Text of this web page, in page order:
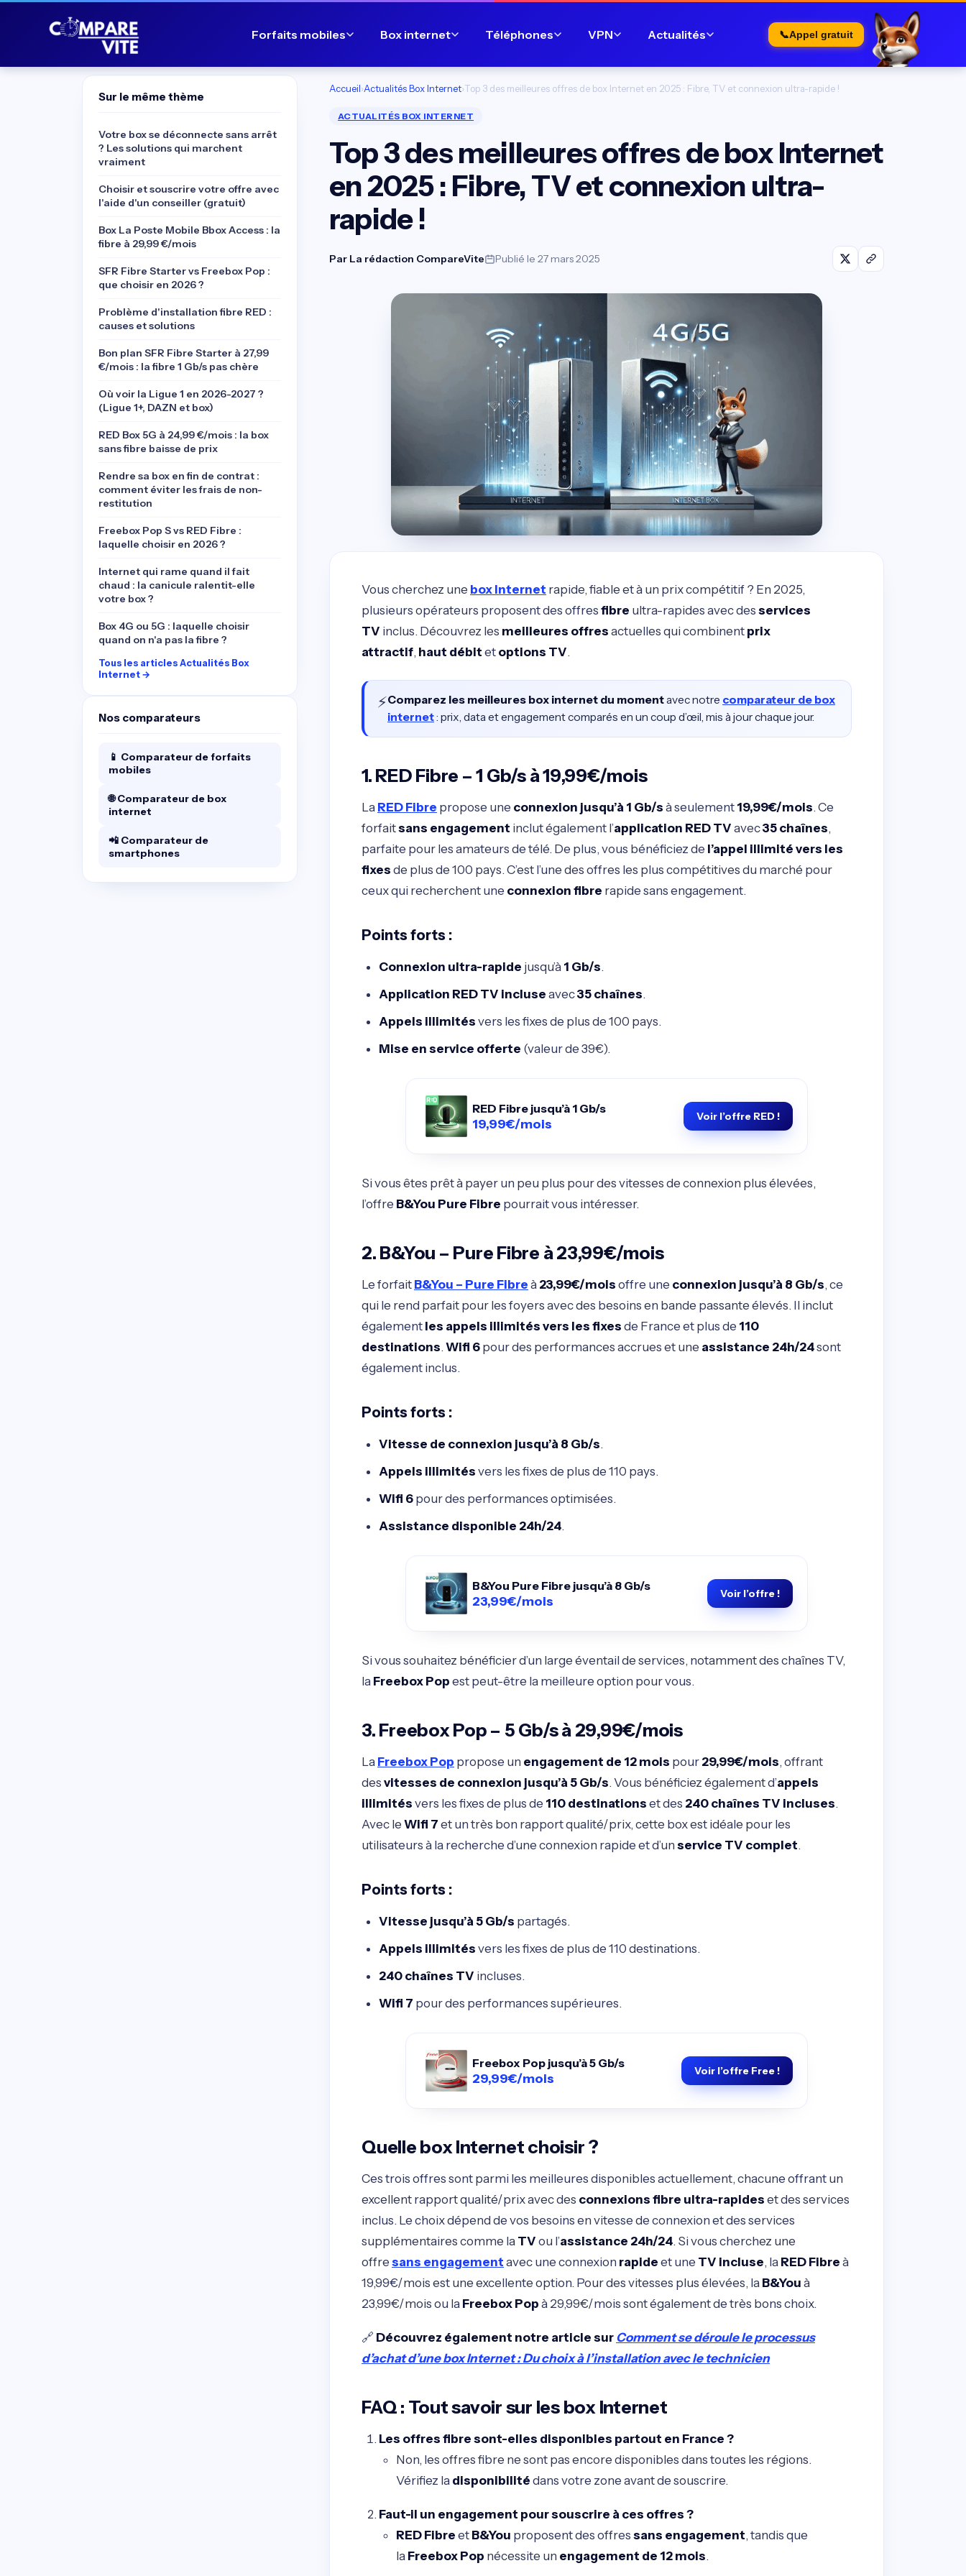
Forfaits mobiles Box internet Téléphones VPN Actualités 📞Appel gratuit
Accueil›Actualités Box Internet›Top 3 des meilleures offres de box Internet en 2025 : Fibre, TV et connexion ultra-rapide !
ACTUALITÉS BOX INTERNET
Top 3 des meilleures offres de box Internet
en 2025 : Fibre, TV et connexion ultra-
rapide !
Par La rédaction CompareVite Publié le 27 mars 2025
Vous cherchez une box Internet rapide, fiable et à un prix compétitif ? En 2025,
plusieurs opérateurs proposent des offres fibre ultra-rapides avec des services
TV inclus. Découvrez les meilleures offres actuelles qui combinent prix
attractif, haut débit et options TV.
⚡Comparez les meilleures box internet du momentavec notre comparateur de box
internet: prix, data et engagement comparés en un coup d’œil, mis à jour chaque jour.
1. RED Fibre – 1 Gb/s à 19,99€/mois
La RED Fibre propose une connexion jusqu’à 1 Gb/s à seulement 19,99€/mois. Ce
forfaitsans engagement inclut également l’application RED TV avec35 chaînes,
parfaite pour les amateurs de télé. De plus, vous bénéficiez de l’appel illimité vers les
fixes de plus de 100 pays. C’est l’une des offres les plus compétitives du marché pour
ceux qui recherchent une connexion fibre rapide sans engagement.
Points forts :
Connexion ultra-rapide jusqu’à 1 Gb/s.
Application RED TV incluse avec35 chaînes.
Appels illimités vers les fixes de plus de 100 pays.
Mise en service offerte (valeur de 39€).
RED Fibre jusqu’à 1 Gb/s
19,99€/mois Voir l’offre RED !
Si vous êtes prêt à payer un peu plus pour des vitesses de connexion plus élevées,
l’offre B&You Pure Fibre pourrait vous intéresser.
2. B&You – Pure Fibre à 23,99€/mois
Le forfait B&You – Pure Fibre à 23,99€/mois offre une connexion jusqu’à 8 Gb/s, ce
qui le rend parfait pour les foyers avec des besoins en bande passante élevés. Il inclut
également les appels illimités vers les fixes de France et plus de 110
destinations.Wifi 6 pour des performances accrues et une assistance 24h/24sont
également inclus.
Points forts :
Vitesse de connexion jusqu’à 8 Gb/s.
Appels illimités vers les fixes de plus de 110 pays.
Wifi 6 pour des performances optimisées.
Assistance disponible 24h/24.
B&You Pure Fibre jusqu’à 8 Gb/s
23,99€/mois Voir l’offre !
Si vous souhaitez bénéficier d’un large éventail de services, notamment des chaînes TV,
la Freebox Pop est peut-être la meilleure option pour vous.
3. Freebox Pop – 5 Gb/s à 29,99€/mois
La Freebox Pop propose un engagement de 12 mois pour 29,99€/mois, offrant
des vitesses de connexion jusqu’à 5 Gb/s. Vous bénéficiez également d’appels
illimités vers les fixes de plus de 110 destinations et des 240 chaînes TV incluses.
Avec le Wifi 7 et un très bon rapport qualité/prix, cette box est idéale pour les
utilisateurs à la recherche d’une connexion rapide et d’un service TV complet.
Points forts :
Vitesse jusqu’à 5 Gb/s partagés.
Appels illimités vers les fixes de plus de 110 destinations.
240 chaînes TV incluses.
Wifi 7 pour des performances supérieures.
Freebox Pop jusqu’à 5 Gb/s
29,99€/mois Voir l’offre Free !
Quelle box Internet choisir ?
Ces trois offres sont parmi les meilleures disponibles actuellement, chacune offrant un
excellent rapport qualité/prix avec des connexions fibre ultra-rapides et des services
inclus. Le choix dépend de vos besoins en vitesse de connexion et des services
supplémentaires comme la TV ou l’assistance 24h/24. Si vous cherchez une
offre sans engagement avec une connexion rapide et une TV incluse, la RED Fibre à
19,99€/mois est une excellente option. Pour des vitesses plus élevées, la B&You à
23,99€/mois ou la Freebox Pop à 29,99€/mois sont également de très bons choix.
🔗 Découvrez également notre article sur Comment se déroule le processus
d’achat d’une box Internet : Du choix à l’installation avec le technicien
FAQ : Tout savoir sur les box Internet
Les offres fibre sont-elles disponibles partout en France ?
Non, les offres fibre ne sont pas encore disponibles dans toutes les régions.
Vérifiez la disponibilité dans votre zone avant de souscrire.
Faut-il un engagement pour souscrire à ces offres ?
RED Fibre et B&You proposent des offres sans engagement, tandis que
la Freebox Pop nécessite un engagement de 12 mois.
Sur le même thème
Votre box se déconnecte sans arrêt
? Les solutions qui marchent
vraiment
Choisir et souscrire votre offre avec
l'aide d'un conseiller (gratuit)
Box La Poste Mobile Bbox Access : la
fibre à 29,99 €/mois
SFR Fibre Starter vs Freebox Pop :
que choisir en 2026 ?
Problème d'installation fibre RED :
causes et solutions
Bon plan SFR Fibre Starter à 27,99
€/mois : la fibre 1 Gb/s pas chère
Où voir la Ligue 1 en 2026-2027 ?
(Ligue 1+, DAZN et box)
RED Box 5G à 24,99 €/mois : la box
sans fibre baisse de prix
Rendre sa box en fin de contrat :
comment éviter les frais de non-
restitution
Freebox Pop S vs RED Fibre :
laquelle choisir en 2026 ?
Internet qui rame quand il fait
chaud : la canicule ralentit-elle
votre box ?
Box 4G ou 5G : laquelle choisir
quand on n'a pas la fibre ?
Tous les articles Actualités Box
Internet →
Nos comparateurs
📱 Comparateur de forfaits
mobiles
🌐 Comparateur de box
internet
📲 Comparateur de
smartphones